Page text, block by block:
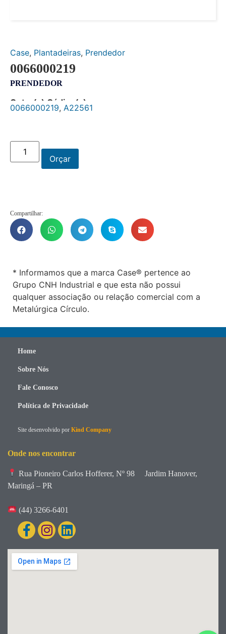
Case, Plantadeiras, Prendedor
0066000219
PRENDEDOR
Outro(s) Código(s):
0066000219, A22561
Orçar
Compartilhar:
* Informamos que a marca Case® pertence ao
Grupo CNH Industrial e que esta não possui
qualquer associação ou relação comercial com a
Metalúrgica Círculo.
Home
Sobre Nós
Fale Conosco
Política de Privacidade
Site desenvolvido por Kind Company
Onde nos encontrar
Rua Pioneiro Carlos Hofferer, Nº 98
Jardim Hanover,
Maringá – PR
(44) 3266-6401